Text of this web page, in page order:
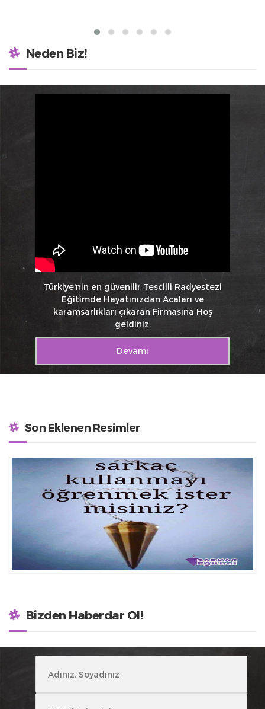
Neden Biz!
Türkiye'nin en güvenilir Tescilli Radyestezi
Eğitimde Hayatınızdan Acaları ve
karamsarlıkları çıkaran Firmasına Hoş
geldiniz.
Devamı
Son Eklenen Resimler
Bizden Haberdar Ol!